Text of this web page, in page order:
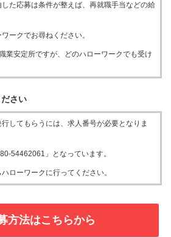
た応募は条件が整えば、再就職手当などの給
ークでお尋ねください。
業安定所ですが、どのハローワークでも受け
さい
してもらうには、求人番号が必要となりま
54462061」となっています。
ローワークに行ってください。
方法はこちらから